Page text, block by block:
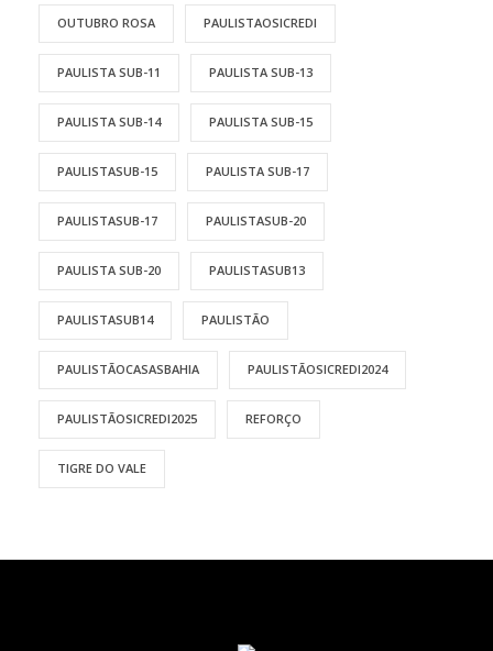
OUTUBRO ROSA PAULISTAOSICREDI
PAULISTA SUB-11 PAULISTA SUB-13
PAULISTA SUB-14 PAULISTA SUB-15
PAULISTASUB-15 PAULISTA SUB-17
PAULISTASUB-17 PAULISTASUB-20
PAULISTA SUB-20 PAULISTASUB13
PAULISTASUB14 PAULISTÃO
PAULISTÃOCASASBAHIA PAULISTÃOSICREDI2024
PAULISTÃOSICREDI2025 REFORÇO
TIGRE DO VALE